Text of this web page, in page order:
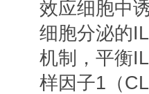
效应细胞中
细胞分泌的
机制，平衡
样因子1（